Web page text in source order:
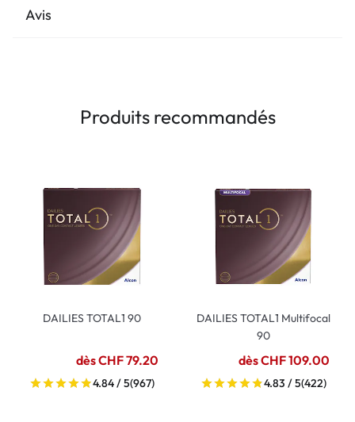
Avis
Produits recommandés
DAILIES TOTAL1 90
dès CHF 79.20
4.84 / 5(967)
DAILIES TOTAL1 Multifocal
90
dès CHF 109.00
4.83 / 5(422)